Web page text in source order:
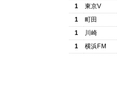
1
東京V
1
町田
1
川崎
1
横浜FM